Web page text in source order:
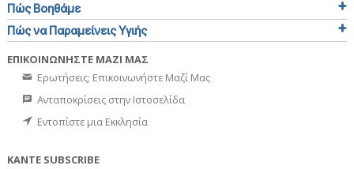
Πώς Βοηθάμε
Πώς να Παραμείνεις Υγιής
ΕΠΙΚΟΙΝΩΝΗΣΤΕ ΜΑΖΙ ΜΑΣ
Ερωτήσεις; Επικοινωνήστε Μαζί Μας
Ανταποκρίσεις στην Ιστοσελίδα
Εντοπίστε μια Εκκλησία
ΚΑΝΤΕ SUBSCRIBE